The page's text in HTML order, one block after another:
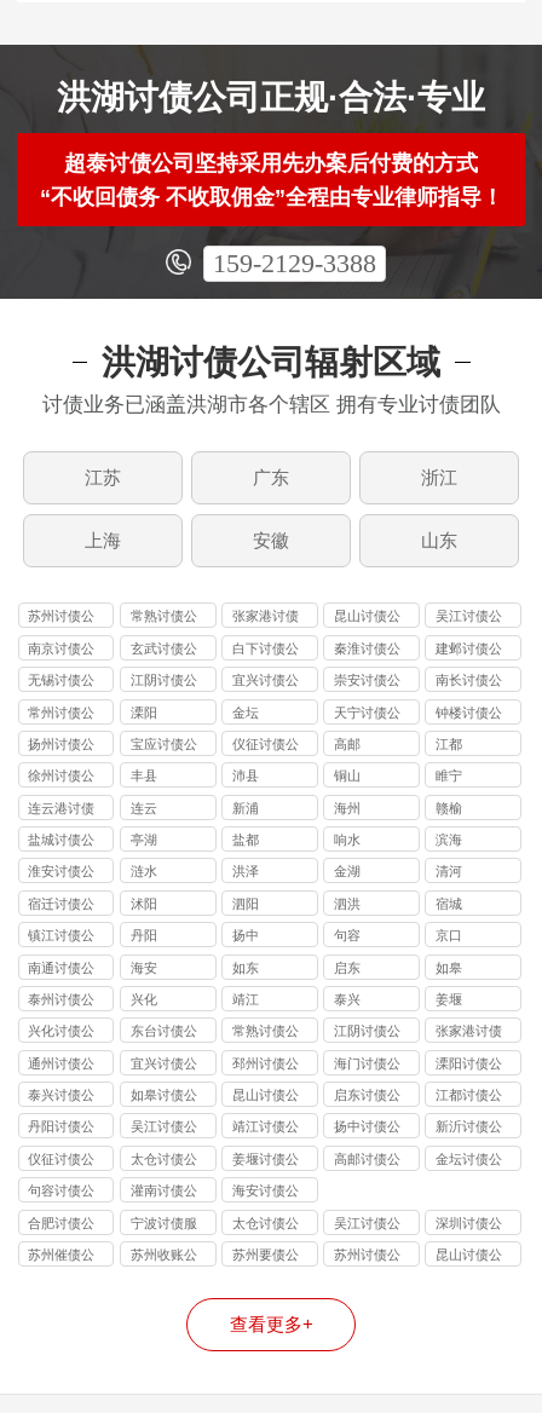
洪湖讨债公司正规·合法·专业
超泰讨债公司坚持采用先办案后付费的方式
“不收回债务 不收取佣金”全程由专业律师指导！
159-2129-3388
洪湖讨债公司辐射区域
讨债业务已涵盖洪湖市各个辖区 拥有专业讨债团队
江苏 广东 浙江
上海 安徽 山东
苏州讨债公
司
常熟讨债公
司
张家港讨债
公司
昆山讨债公
司
吴江讨债公
司
南京讨债公
司
玄武讨债公
司
白下讨债公
司
秦淮讨债公
司
建邺讨债公
司
无锡讨债公
司
江阴讨债公
司
宜兴讨债公
司
崇安讨债公
司
南长讨债公
司
常州讨债公
司
溧阳 金坛
天宁讨债公
司
钟楼讨债公
司
扬州讨债公
司
宝应讨债公
司
仪征讨债公
司
高邮 江都
徐州讨债公
司
丰县 沛县 铜山 睢宁
连云港讨债
公司
连云 新浦 海州 赣榆
盐城讨债公
司
亭湖 盐都 响水 滨海
淮安讨债公
司
涟水 洪泽 金湖 清河
宿迁讨债公
司
沭阳 泗阳 泗洪 宿城
镇江讨债公
司
丹阳 扬中 句容 京口
南通讨债公
司
海安 如东 启东 如皋
泰州讨债公
司
兴化 靖江 泰兴 姜堰
兴化讨债公
司
东台讨债公
司
常熟讨债公
司
江阴讨债公
司
张家港讨债
公司
通州讨债公
司
宜兴讨债公
司
邳州讨债公
司
海门讨债公
司
溧阳讨债公
司
泰兴讨债公
司
如皋讨债公
司
昆山讨债公
司
启东讨债公
司
江都讨债公
司
丹阳讨债公
司
吴江讨债公
司
靖江讨债公
司
扬中讨债公
司
新沂讨债公
司
仪征讨债公
司
太仓讨债公
司
姜堰讨债公
司
高邮讨债公
金坛讨债公
句容讨债公
司
灌南讨债公
司
海安讨债公
司
合肥讨债公
司
宁波讨债服
务
太仓讨债公
司
吴江讨债公
司
深圳讨债公
司
苏州催债公
苏州收账公
苏州要债公
苏州讨债公
昆山讨债公
查看更多+